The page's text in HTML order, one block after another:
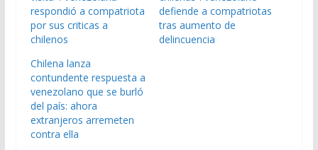
respondió a compatriota
por sus criticas a
chilenos
defiende a compatriotas
tras aumento de
delincuencia
Chilena lanza
contundente respuesta a
venezolano que se burló
del país: ahora
extranjeros arremeten
contra ella